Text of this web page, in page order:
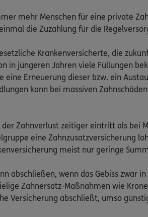
mehr Menschen für eine private
die Zuzahlung für die
Krankenversicherte, die
in jüngeren Jahren viele Füllungen
Erneuerung dieser bzw. ein
kann bei massiven
Zahnverlust zeitiger eintritt als bei
eine Zahnzusatzversicherung
meist nur geringe
abschließen, wenn das Gebiss zwar
Zahnersatz-Maßnahmen wie
Versicherung abschließt, umso